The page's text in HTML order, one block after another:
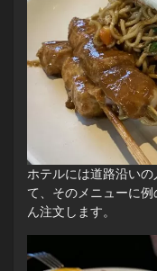
ホテルには道路沿い
て、そのメニューに
ん注文します。